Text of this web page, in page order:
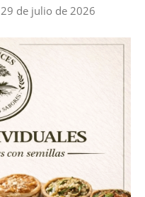
29 de julio de 2026